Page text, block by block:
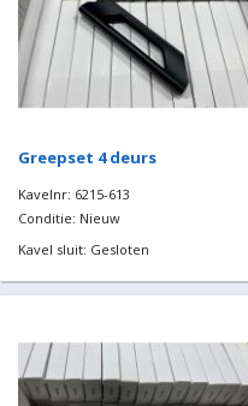
Greepset 4 deurs
Kavelnr: 6215-613
Conditie: Nieuw
Kavel sluit: Gesloten